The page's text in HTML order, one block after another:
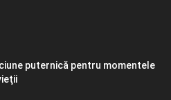
puternică pentru momentele